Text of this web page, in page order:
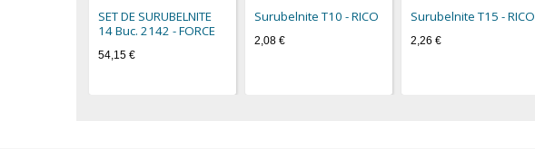
SET DE SURUBELNITE
14 Buc. 2142 - FORCE
54,15 €
Surubelnite Т10 - RICO
2,08 €
Surubelnite Т15 - RICO
2,26 €